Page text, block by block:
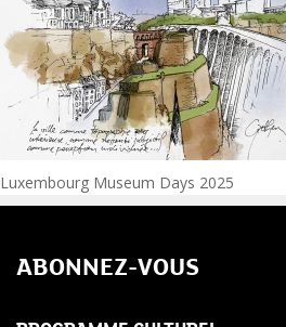
Navigation
l’article
Luxembourg Museum Days 2025
ABONNEZ-VOUS